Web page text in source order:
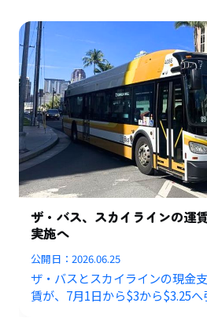
ザ・バス、スカイラインの運
実施へ
公開日：2026.06.25
ザ・バスとスカイラインの現金
賃が、7月1日から$3から$3.25へ